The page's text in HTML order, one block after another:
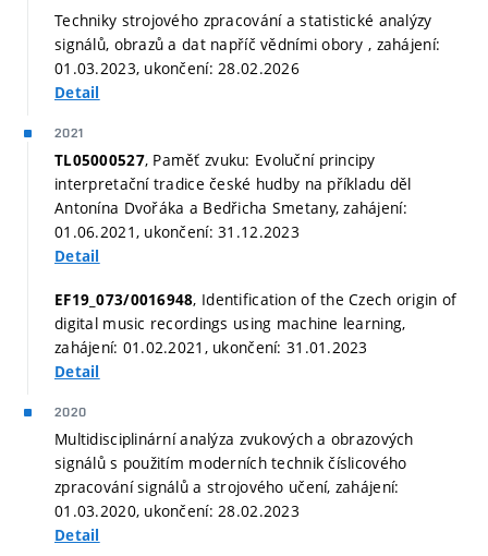
Techniky strojového zpracování a statistické analýzy
signálů, obrazů a dat napříč vědními obory , zahájení:
01.03.2023, ukončení: 28.02.2026
Detail
2021
TL05000527, Paměť zvuku: Evoluční principy
interpretační tradice české hudby na příkladu děl
Antonína Dvořáka a Bedřicha Smetany, zahájení:
01.06.2021, ukončení: 31.12.2023
Detail
EF19_073/0016948, Identification of the Czech origin of
digital music recordings using machine learning,
zahájení: 01.02.2021, ukončení: 31.01.2023
Detail
2020
Multidisciplinární analýza zvukových a obrazových
signálů s použitím moderních technik číslicového
zpracování signálů a strojového učení, zahájení:
01.03.2020, ukončení: 28.02.2023
Detail